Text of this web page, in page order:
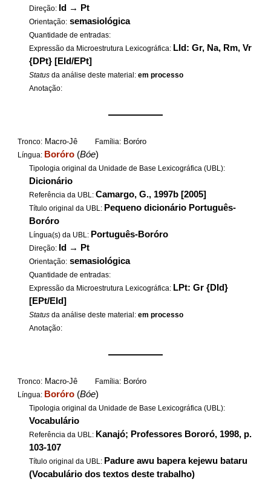
Direção: Id → Pt
Orientação: semasiológica
Quantidade de entradas:
Expressão da Microestrutura Lexicográfica: LId: Gr, Na, Rm, Vr
{DPt} [EId/EPt]
Status da análise deste material:em processo
Anotação:
——————
Tronco: Macro-Jê Família: Boróro
Língua: Boróro (Bóe)
Tipologia original da Unidade de Base Lexicográfica (UBL):
Dicionário
Referência da UBL:Camargo, G., 1997b [2005]
Título original da UBL: Pequeno dicionário Português-
Boróro
Língua(s) da UBL: Português-Boróro
Direção: Id → Pt
Orientação: semasiológica
Quantidade de entradas:
Expressão da Microestrutura Lexicográfica: LPt: Gr {DId}
[EPt/EId]
Status da análise deste material:em processo
Anotação:
——————
Tronco: Macro-Jê Família: Boróro
Língua: Boróro (Bóe)
Tipologia original da Unidade de Base Lexicográfica (UBL):
Vocabulário
Referência da UBL: Kanajó; Professores Bororó, 1998, p.
103-107
Título original da UBL: Padure awu bapera kejewu bataru
(Vocabulário dos textos deste trabalho)